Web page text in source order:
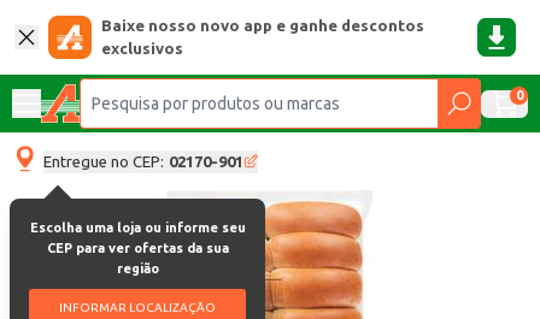
Baixe nosso novo app e ganhe descontos
exclusivos
0
Entregue no CEP: 02170-901
Escolha uma loja ou informe seu
CEP para ver ofertas da sua
região
INFORMAR LOCALIZAÇÃO